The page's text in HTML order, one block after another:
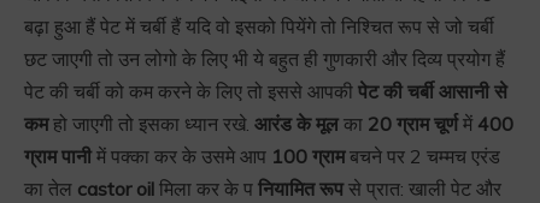
बढ़ा हुआ हैं पेट में चर्बी हैं यदि वो इसको पियेंगे तो निश्चित रूप से जो चर्बी
छट जाएगी तो उन लोगो के लिए भी ये बहुत ही गुणकारी और दिव्य प्रयोग हैं
पेट की चर्बी को कम करने के लिए तो इससे आपकी पेट की चर्बी आसानी से
कमहो जाएगी तो इसका ध्यान रखे. आरंड के मूल का 20 ग्राम चूर्णमें 400
ग्राम पानीमें पक्का कर के उसमे आप 100 ग्रामबचने पर 2 चम्मच एरंड
का तेल castor oil मिला कर के प नियामित रूपसे प्रात: खाली पेट और